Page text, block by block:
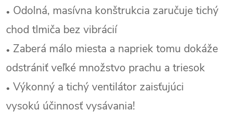
• Odolná, masívna konštrukcia zaručuje tichý
chod tlmiča bez vibrácií
• Zaberá málo miesta a napriek tomu dokáže
odstrániť veľké množstvo prachu a triesok
• Výkonný a tichý ventilátor zaisťujúci
vysokú účinnosť vysávania!